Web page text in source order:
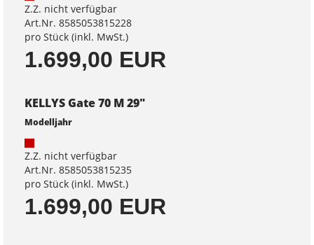
Z.Z. nicht verfügbar
Art.Nr. 8585053815228
pro Stück (inkl. MwSt.)
1.699,00 EUR
KELLYS Gate 70 M 29"
Modelljahr
Z.Z. nicht verfügbar
Art.Nr. 8585053815235
pro Stück (inkl. MwSt.)
1.699,00 EUR